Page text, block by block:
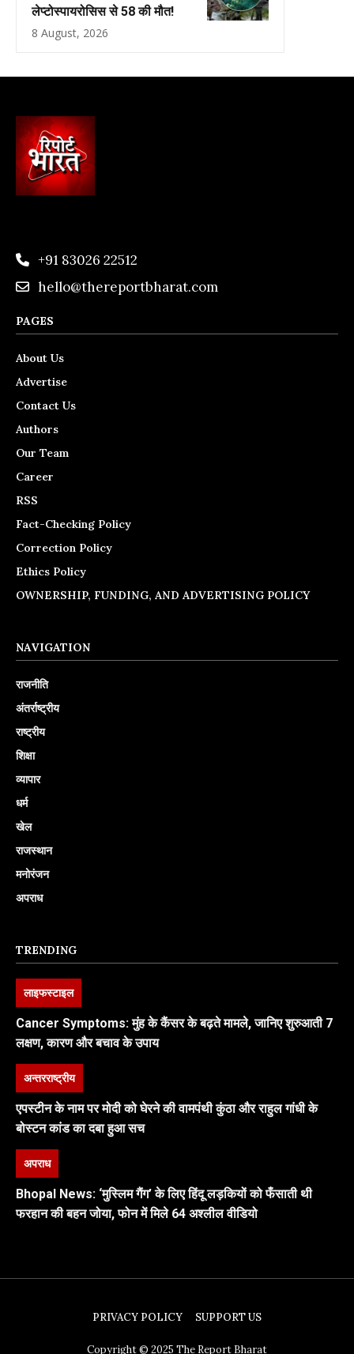
लेप्टोस्पायरोसिस से 58 की मौत!
8 August, 2026
+91 83026 22512
hello@thereportbharat.com
PAGES
About Us
Advertise
Contact Us
Authors
Our Team
Career
RSS
Fact-Checking Policy
Correction Policy
Ethics Policy
OWNERSHIP, FUNDING, AND ADVERTISING POLICY
NAVIGATION
राजनीति
अंतर्राष्ट्रीय
राष्ट्रीय
शिक्षा
व्यापार
धर्म
खेल
राजस्थान
मनोरंजन
अपराध
TRENDING
लाइफस्टाइल
Cancer Symptoms: मुंह के कैंसर के बढ़ते मामले, जानिए शुरुआती 7
लक्षण, कारण और बचाव के उपाय
अन्तरराष्ट्रीय
एपस्टीन के नाम पर मोदी को घेरने की वामपंथी कुंठा और राहुल गांधी के
बोस्टन कांड का दबा हुआ सच
अपराध
Bhopal News: ‘मुस्लिम गैंग’ के लिए हिंदू लड़कियों को फँसाती थी
फरहान की बहन जोया, फोन में मिले 64 अश्लील वीडियो
PRIVACY POLICY SUPPORT US
Copyright © 2025 The Report Bharat